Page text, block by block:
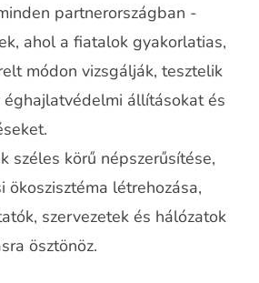
partnerországban -
ahol a fiatalok gyakorlatias,
módon vizsgálják, tesztelik
éghajlatvédelmi állításokat és
széles körű népszerűsítése,
ökoszisztéma létrehozása,
szervezetek és hálózatok
ösztönöz.